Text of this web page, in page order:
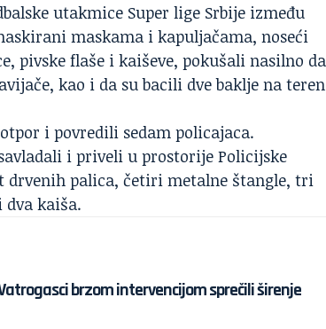
utakmice Super lige Srbije između
maskirani maskama i kapuljačama, noseći
pivske flaše i kaiševe, pokušali nasilno da
kao i da su bacili dve baklje na
i povredili sedam policajaca.
i priveli u prostorije Policijske
drvenih palica, četiri metalne štangle, tri
dva kaiša.
brzom intervencijom sprečili širenje